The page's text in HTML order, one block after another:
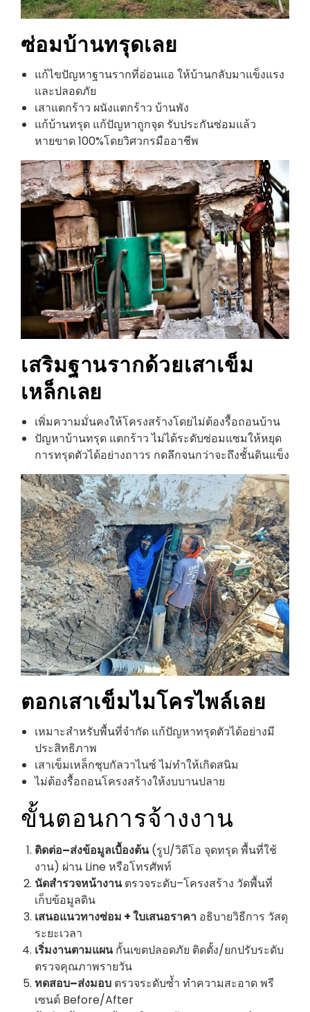
ซ่อมบ้านทรุดเลย
แก้ไขปัญหาฐานรากที่อ่อนแอ ให้บ้านกลับมาแข็งแรง
และปลอดภัย
เสาแตกร้าว ผนังแตกร้าว บ้านพัง
แก้บ้านทรุด แก้ปัญหาถูกจุด รับประกันซ่อมแล้ว
หายขาด 100%โดยวิศวกรมืออาชีพ
เสริมฐานรากด้วยเสาเข็ม
เหล็กเลย
เพิ่มความมั่นคงให้โครงสร้างโดยไม่ต้องรื้อถอนบ้าน
ปัญหาบ้านทรุด แตกร้าว ไม่ได้ระดับซ่อมแซมให้หยุด
การทรุดตัวได้อย่างถาวร กดลึกจนกว่าจะถึงชั้นดินแข็ง
ตอกเสาเข็มไมโครไพล์เลย
เหมาะสำหรับพื้นที่จำกัด แก้ปัญหาทรุดตัวได้อย่างมี
ประสิทธิภาพ
เสาเข็มเหล็กชุบกัลวาไนซ์ ไม่ทำให้เกิดสนิม
ไม่ต้องรื้อถอนโครงสร้างให้งบบานปลาย
ขั้นตอนการจ้างงาน
ติดต่อ–ส่งข้อมูลเบื้องต้น(รูป/วิดีโอ จุดทรุด พื้นที่ใช้
งาน) ผ่าน Line หรือโทรศัพท์
นัดสำรวจหน้างานตรวจระดับ–โครงสร้าง วัดพื้นที่
เก็บข้อมูลดิน
เสนอแนวทางซ่อม + ใบเสนอราคา อธิบายวิธีการ วัสดุ
ระยะเวลา
เริ่มงานตามแผนกั้นเขตปลอดภัย ติดตั้ง/ยกปรับระดับ
ตรวจคุณภาพรายวัน
ทดสอบ–ส่งมอบ ตรวจระดับซ้ำ ทำความสะอาด พรี
เซนต์ Before/After